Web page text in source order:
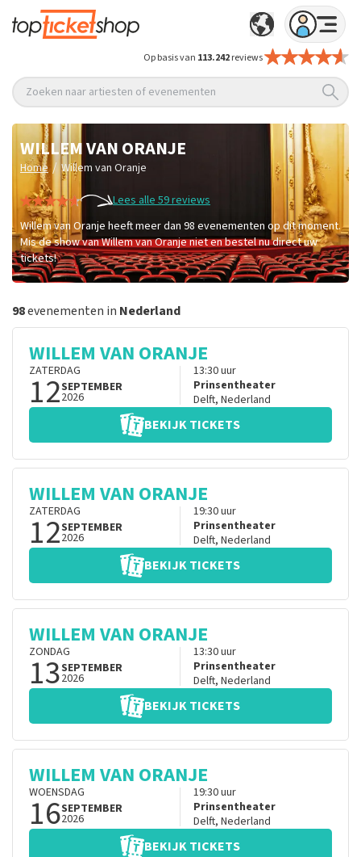
Op basis van 113.242reviews
Zoeken naar artiesten of evenementen
WILLEM VAN ORANJE
Home / Willem van Oranje
Lees alle 59 reviews
Willem van Oranje heeft meer dan 98 evenementen op dit moment.
Mis de show van Willem van Oranje niet en bestel nu direct uw
tickets!
98evenementen in Nederland
WILLEM VAN ORANJE
ZATERDAG
12SEPTEMBER
2026
13:30uur
Prinsentheater
Delft, Nederland
BEKIJK TICKETS
WILLEM VAN ORANJE
ZATERDAG
12SEPTEMBER
2026
19:30uur
Prinsentheater
Delft, Nederland
BEKIJK TICKETS
WILLEM VAN ORANJE
ZONDAG
13SEPTEMBER
2026
13:30uur
Prinsentheater
Delft, Nederland
BEKIJK TICKETS
WILLEM VAN ORANJE
WOENSDAG
16SEPTEMBER
2026
19:30uur
Prinsentheater
Delft, Nederland
BEKIJK TICKETS